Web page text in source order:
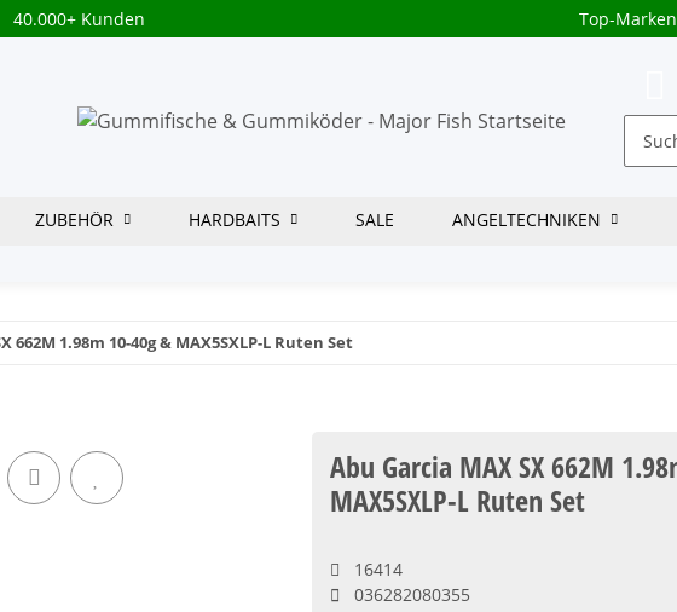
40.000+ Kunden Top-
ZUBEHÖR HARDBAITS SALE ANGELTECHNIKEN
662M 1.98m 10-40g & MAX5SXLP-L Ruten Set
Abu Garcia MAX SX 662M
MAX5SXLP-L Ruten Set
16414
036282080355